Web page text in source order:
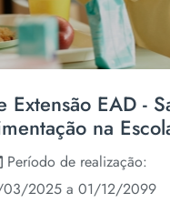
Extensão EAD -
na
Período de realização:
2025 a 01/12/2099